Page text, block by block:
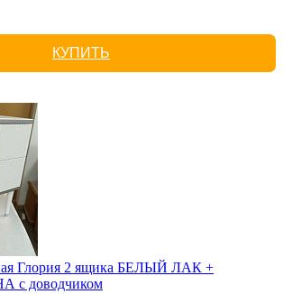
КУПИТЬ
Глория 2 ящика БЕЛЫЙ ЛАК +
с доводчиком